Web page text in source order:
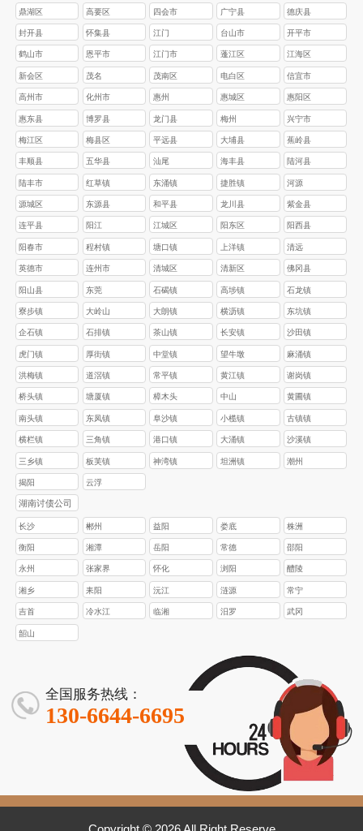
鼎湖区 高要区 四会市 广宁县 德庆县
封开县 怀集县 江门 台山市 开平市
鹤山市 恩平市 江门市 蓬江区 江海区
新会区 茂名 茂南区 电白区 信宜市
高州市 化州市 惠州 惠城区 惠阳区
惠东县 博罗县 龙门县 梅州 兴宁市
梅江区 梅县区 平远县 大埔县 蕉岭县
丰顺县 五华县 汕尾 海丰县 陆河县
陆丰市 红草镇 东涌镇 捷胜镇 河源
源城区 东源县 和平县 龙川县 紫金县
连平县 阳江 江城区 阳东区 阳西县
阳春市 程村镇 塘口镇 上洋镇 清远
英德市 连州市 清城区 清新区 佛冈县
阳山县 东莞 石碣镇 高埗镇 石龙镇
寮步镇 大岭山 大朗镇 横沥镇 东坑镇
企石镇 石排镇 茶山镇 长安镇 沙田镇
虎门镇 厚街镇 中堂镇 望牛墩 麻涌镇
洪梅镇 道滘镇 常平镇 黄江镇 谢岗镇
桥头镇 塘厦镇 樟木头 中山 黄圃镇
南头镇 东凤镇 阜沙镇 小榄镇 古镇镇
横栏镇 三角镇 港口镇 大涌镇 沙溪镇
三乡镇 板芙镇 神湾镇 坦洲镇 潮州
揭阳 云浮
湖南讨债公司
长沙 郴州 益阳 娄底 株洲
衡阳 湘潭 岳阳 常德 邵阳
永州 张家界 怀化 浏阳 醴陵
湘乡 耒阳 沅江 涟源 常宁
吉首 冷水江 临湘 汨罗 武冈
韶山
全国服务热线：
130-6644-6695